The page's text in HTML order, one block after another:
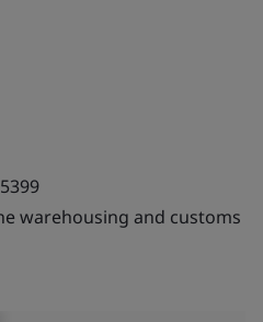
warehousing and customs